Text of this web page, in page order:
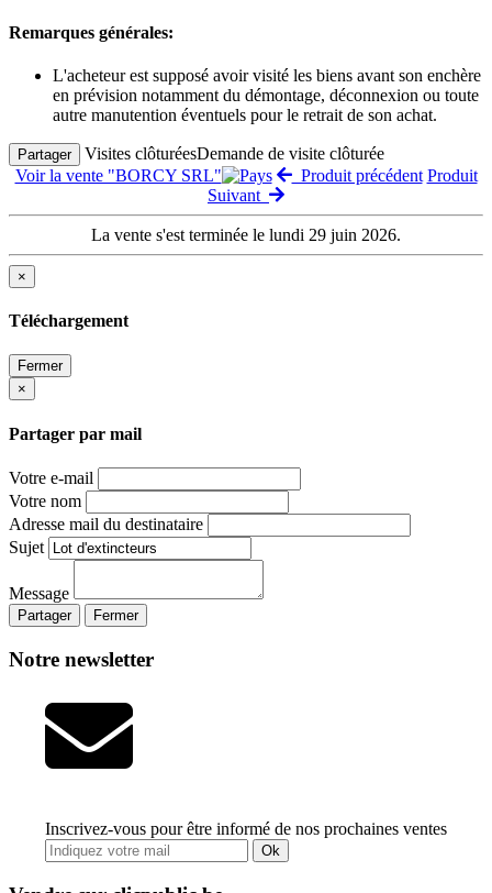
Remarques générales:
L'acheteur est supposé avoir visité les biens avant son enchère
en prévision notamment du démontage, déconnexion ou toute
autre manutention éventuels pour le retrait de son achat.
Partager Visites clôturéesDemande de visite clôturée
Voir la vente "BORCY SRL"
Produit précédent Produit
Suivant
La vente s'est terminée le lundi 29 juin 2026.
×
Téléchargement
Fermer
×
Partager par mail
Votre e-mail
Votre nom
Adresse mail du destinataire
Sujet
Message
Partager Fermer
Notre newsletter
Inscrivez-vous pour être informé de nos prochaines ventes
Ok